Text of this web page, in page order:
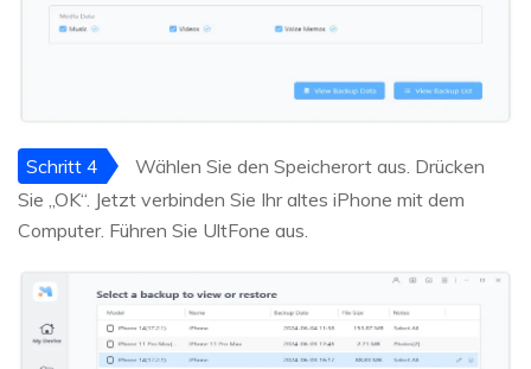
Schritt 4
Wählen Sie den Speicherort aus. Drücken
Sie „OK“. Jetzt verbinden Sie Ihr altes iPhone mit dem
Computer. Führen Sie UltFone aus.